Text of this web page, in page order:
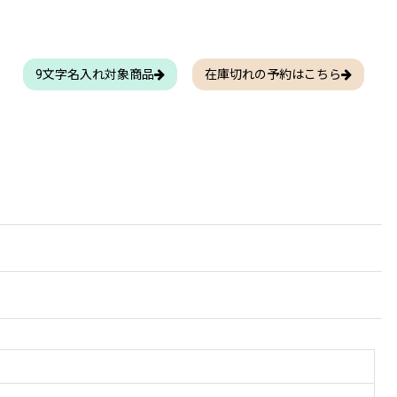
9文字名入れ対象商品 在庫切れの予約はこちら